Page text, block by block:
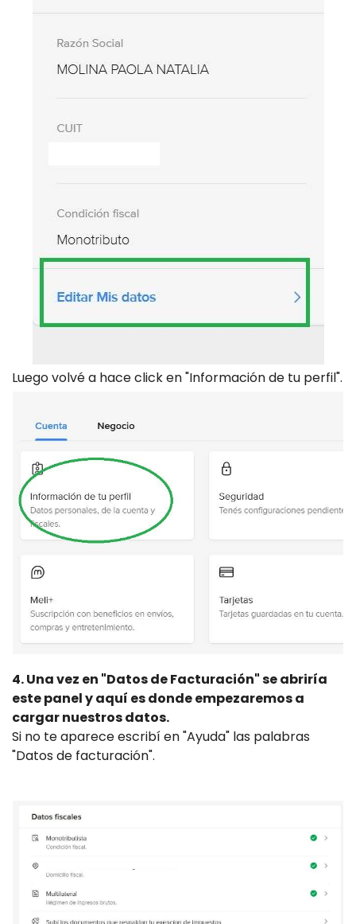
Luego volvé a hace click en "Información de tu perfil".
4. Una vez en "Datos de Facturación" se abriría
este panel y aquí es donde empezaremos a
cargar nuestros datos.
Si no te aparece escribí en "Ayuda" las palabras
"Datos de facturación".